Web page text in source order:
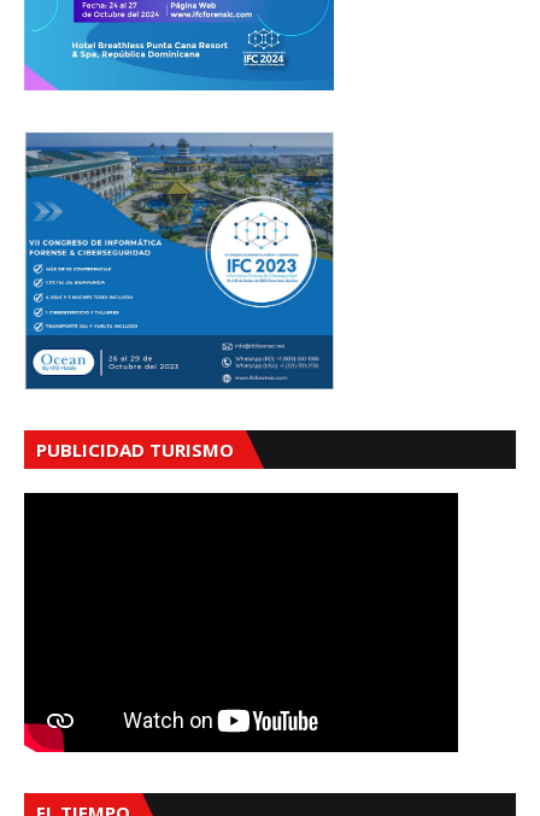
PUBLICIDAD TURISMO